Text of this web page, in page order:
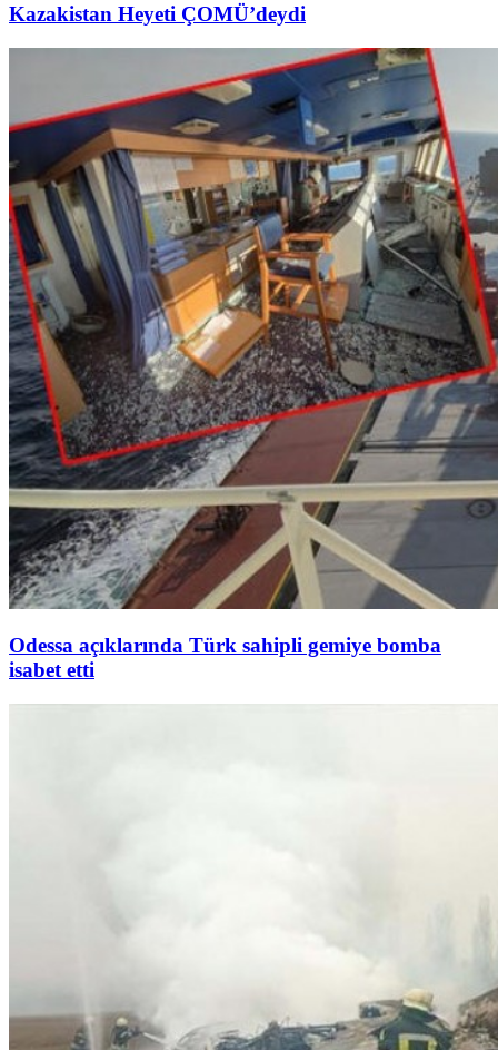
Kazakistan Heyeti ÇOMÜ’deydi
Odessa açıklarında Türk sahipli gemiye bomba
isabet etti